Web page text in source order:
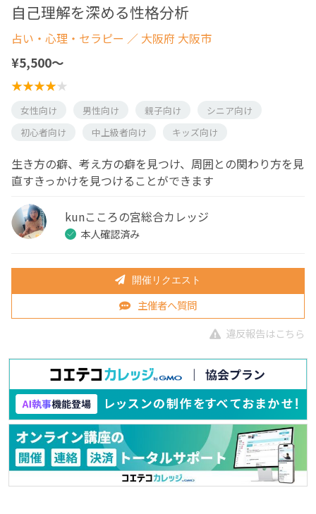
自己理解を深める性格分析
占い・心理・セラピー ／ 大阪府 大阪市
¥5,500〜
女性向け 男性向け 親子向け
シニア向け
初心者向け
中上級者向け キッズ向け
生き方の癖、考え方の癖を見つけ、周囲との関わり方を見
直すきっかけを見つけることができます
kunこころの宮総合カレッジ
本人確認済み
開催リクエスト
主催者へ質問
違反報告はこちら